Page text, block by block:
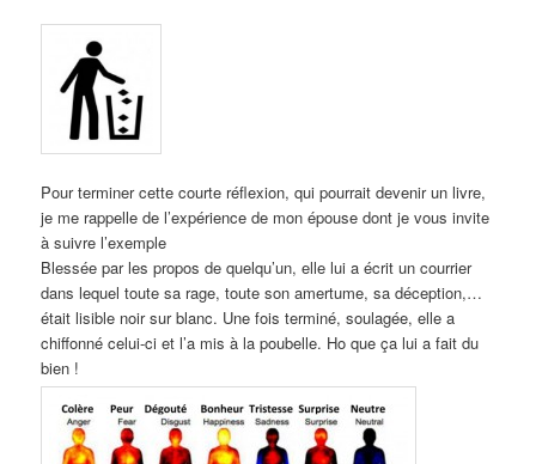
Pour terminer cette courte réflexion, qui pourrait devenir un livre,
je me rappelle de l’expérience de mon épouse dont je vous invite
à suivre l’exemple
Blessée par les propos de quelqu’un, elle lui a écrit un courrier
dans lequel toute sa rage, toute son amertume, sa déception,…
était lisible noir sur blanc. Une fois terminé, soulagée, elle a
chiffonné celui-ci et l’a mis à la poubelle. Ho que ça lui a fait du
bien !